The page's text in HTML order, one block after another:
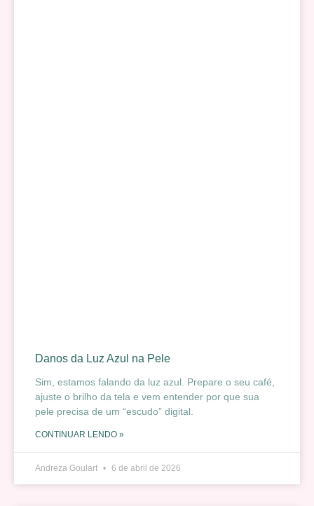
Danos da Luz Azul na Pele
Sim, estamos falando da luz azul. Prepare o seu café,
ajuste o brilho da tela e vem entender por que sua
pele precisa de um “escudo” digital.
CONTINUAR LENDO »
Andreza Goulart 6 de abril de 2026